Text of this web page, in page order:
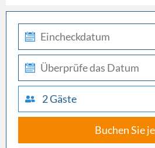
in
check-
out
2 Gäste
Buchen Sie